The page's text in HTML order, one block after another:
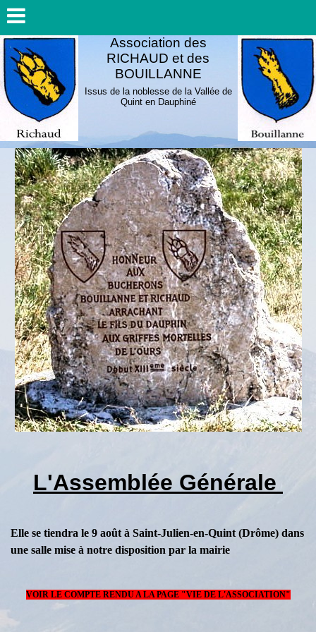
Association des
RICHAUD et des
BOUILLANNE
Issus de la noblesse de la Vallée de
Quint en Dauphiné
L'Assemblée Générale
Elle se tiendra le 9 août à Saint-Julien-en-Quint (Drôme) dans
une salle mise à notre disposition par la mairie
VOIR LE COMPTE RENDU A LA PAGE "VIE DE L'ASSOCIATION"